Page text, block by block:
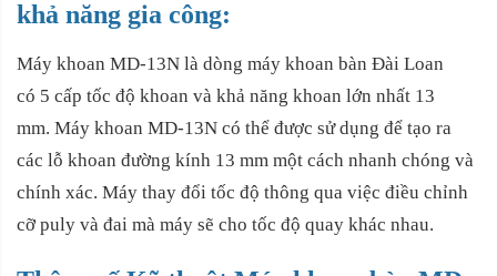
khả năng gia công:
Máy khoan MD-13N là dòng máy khoan bàn Đài Loan
có 5 cấp tốc độ khoan và khả năng khoan lớn nhất 13
mm. Máy khoan MD-13N có thể được sử dụng để tạo ra
các lỗ khoan đường kính 13 mm một cách nhanh chóng và
chính xác. Máy thay đổi tốc độ thông qua việc điều chỉnh
cỡ puly và đai mà máy sẽ cho tốc độ quay khác nhau.